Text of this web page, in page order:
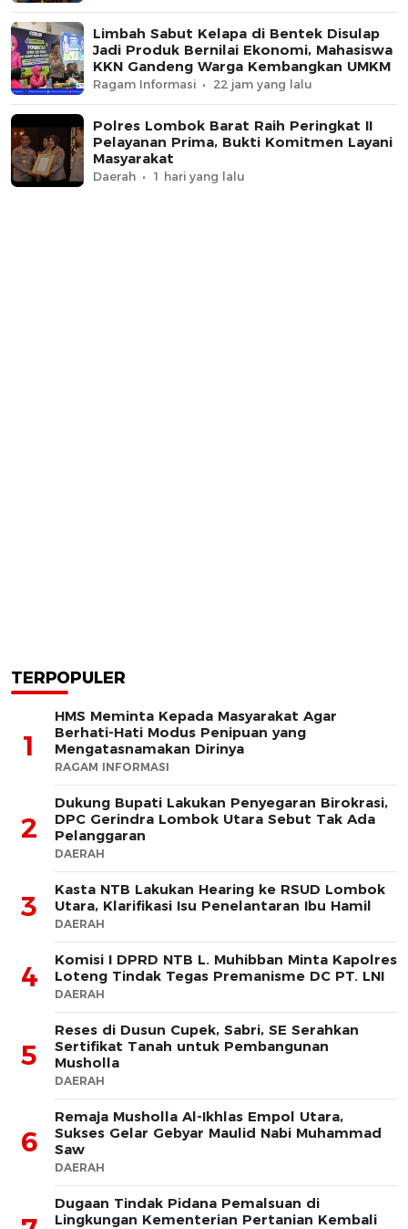
Limbah Sabut Kelapa di Bentek Disulap
Jadi Produk Bernilai Ekonomi, Mahasiswa
KKN Gandeng Warga Kembangkan UMKM
Ragam Informasi 22 jam yang lalu
Polres Lombok Barat Raih Peringkat II
Pelayanan Prima, Bukti Komitmen Layani
Masyarakat
Daerah 1 hari yang lalu
TERPOPULER
1
HMS Meminta Kepada Masyarakat Agar
Berhati-Hati Modus Penipuan yang
Mengatasnamakan Dirinya
RAGAM INFORMASI
2
Dukung Bupati Lakukan Penyegaran Birokrasi,
DPC Gerindra Lombok Utara Sebut Tak Ada
Pelanggaran
DAERAH
3
Kasta NTB Lakukan Hearing ke RSUD Lombok
Utara, Klarifikasi Isu Penelantaran Ibu Hamil
DAERAH
4
Komisi I DPRD NTB L. Muhibban Minta Kapolres
Loteng Tindak Tegas Premanisme DC PT. LNI
DAERAH
5
Reses di Dusun Cupek, Sabri, SE Serahkan
Sertifikat Tanah untuk Pembangunan
Musholla
DAERAH
6
Remaja Musholla Al-Ikhlas Empol Utara,
Sukses Gelar Gebyar Maulid Nabi Muhammad
Saw
DAERAH
Dugaan Tindak Pidana Pemalsuan di
Lingkungan Kementerian Pertanian Kembali